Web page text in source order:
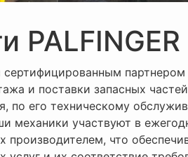
PALFINGER
партнером
и поставки запасных
по его техническому
механики участвуют в
производителем, что